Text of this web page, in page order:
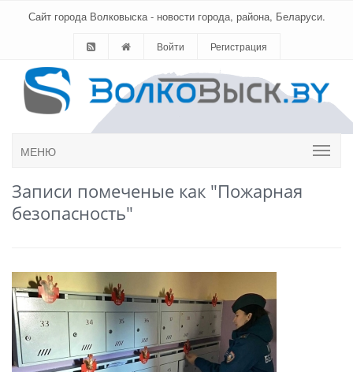
Сайт города Волковыска - новости города, района, Беларуси.
Войти Регистрация
МЕНЮ
Записи помеченые как "Пожарная
безопасность"